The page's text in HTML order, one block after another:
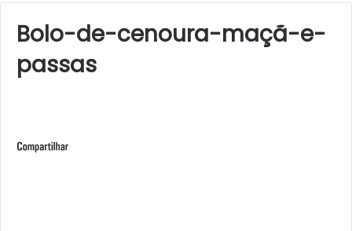
Bolo-de-cenoura-maçã-e-
passas